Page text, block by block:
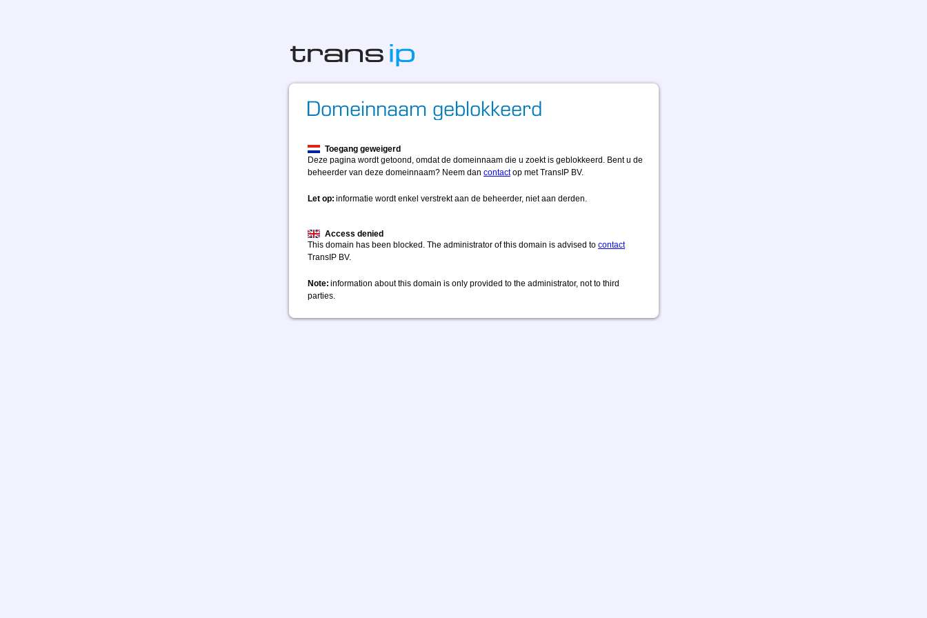
Toegang geweigerd
Deze pagina wordt getoond, omdat de domeinnaam die u zoekt is geblokkeerd. Bent u de
beheerder van deze domeinnaam? Neem dan contactop met TransIP BV.
Let op: informatie wordt enkel verstrekt aan de beheerder, niet aan derden.
Access denied
This domain has been blocked. The administrator of this domain is advised to contact
TransIP BV.
Note: information about this domain is only provided to the administrator, not to third
parties.